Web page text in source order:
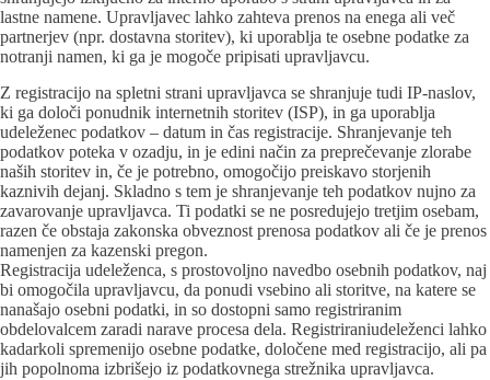
lastne namene. Upravljavec lahko zahteva prenos na enega ali več
partnerjev (npr. dostavna storitev), ki uporablja te osebne podatke za
notranji namen, ki ga je mogoče pripisati upravljavcu.
Z registracijo na spletni strani upravljavca se shranjuje tudi IP-naslov,
ki ga določi ponudnik internetnih storitev (ISP), in ga uporablja
udeleženec podatkov – datum in čas registracije. Shranjevanje teh
podatkov poteka v ozadju, in je edini način za preprečevanje zlorabe
naših storitev in, če je potrebno, omogočijo preiskavo storjenih
kaznivih dejanj. Skladno s tem je shranjevanje teh podatkov nujno za
zavarovanje upravljavca. Ti podatki se ne posredujejo tretjim osebam,
razen če obstaja zakonska obveznost prenosa podatkov ali če je prenos
namenjen za kazenski pregon.
Registracija udeleženca, s prostovoljno navedbo osebnih podatkov, naj
bi omogočila upravljavcu, da ponudi vsebino ali storitve, na katere se
nanašajo osebni podatki, in so dostopni samo registriranim
obdelovalcem zaradi narave procesa dela. Registriraniudeleženci lahko
kadarkoli spremenijo osebne podatke, določene med registracijo, ali pa
jih popolnoma izbrišejo iz podatkovnega strežnika upravljavca.